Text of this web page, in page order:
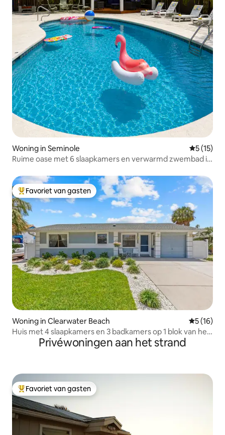
Woning in Seminole
5 (15)
Ruime oase met 6 slaapkamers en verwarmd zwembad in
Topfavoriet van gasten
Favoriet van gasten
Woning in Clearwater Beach
5 (16)
Huis met 4 slaapkamers en 3 badkamers op 1 blok van het
Privéwoningen aan het strand
Topfavoriet van gasten
Favoriet van gasten